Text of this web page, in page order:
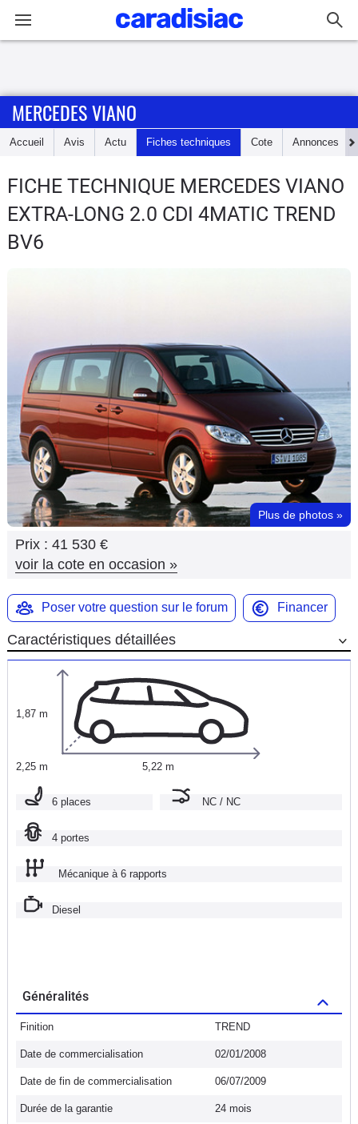
Accueil
Essais
Guide
d'achat
Flottes
Auto
Services
Forum
Moto
Marques
MERCEDES VIANO
Accueil Avis Actu Fiches techniques Cote Annonces
FICHE TECHNIQUE MERCEDES VIANO
EXTRA-LONG 2.0 CDI 4MATIC TREND
BV6
Plus de photos »
Prix : 41 530 €
voir la cote en occasion »
Poser votre question sur le forum Financer
Caractéristiques détaillées
1,87 m
2,25 m 5,22 m
6 places NC / NC
4 portes
Mécanique à 6 rapports
Diesel
Généralités
Finition TREND
Date de commercialisation 02/01/2008
Date de fin de commercialisation 06/07/2009
Durée de la garantie 24 mois